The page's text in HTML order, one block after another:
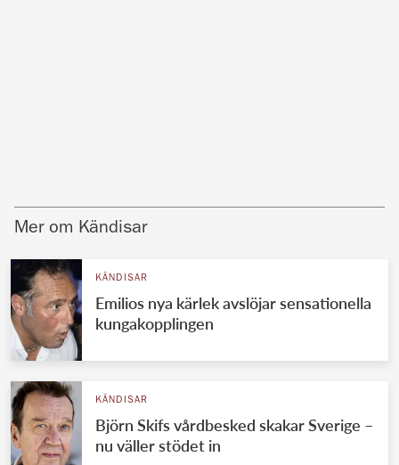
Mer om Kändisar
KÄNDISAR
Emilios nya kärlek avslöjar sensationella
kungakopplingen
KÄNDISAR
Björn Skifs vårdbesked skakar Sverige –
nu väller stödet in